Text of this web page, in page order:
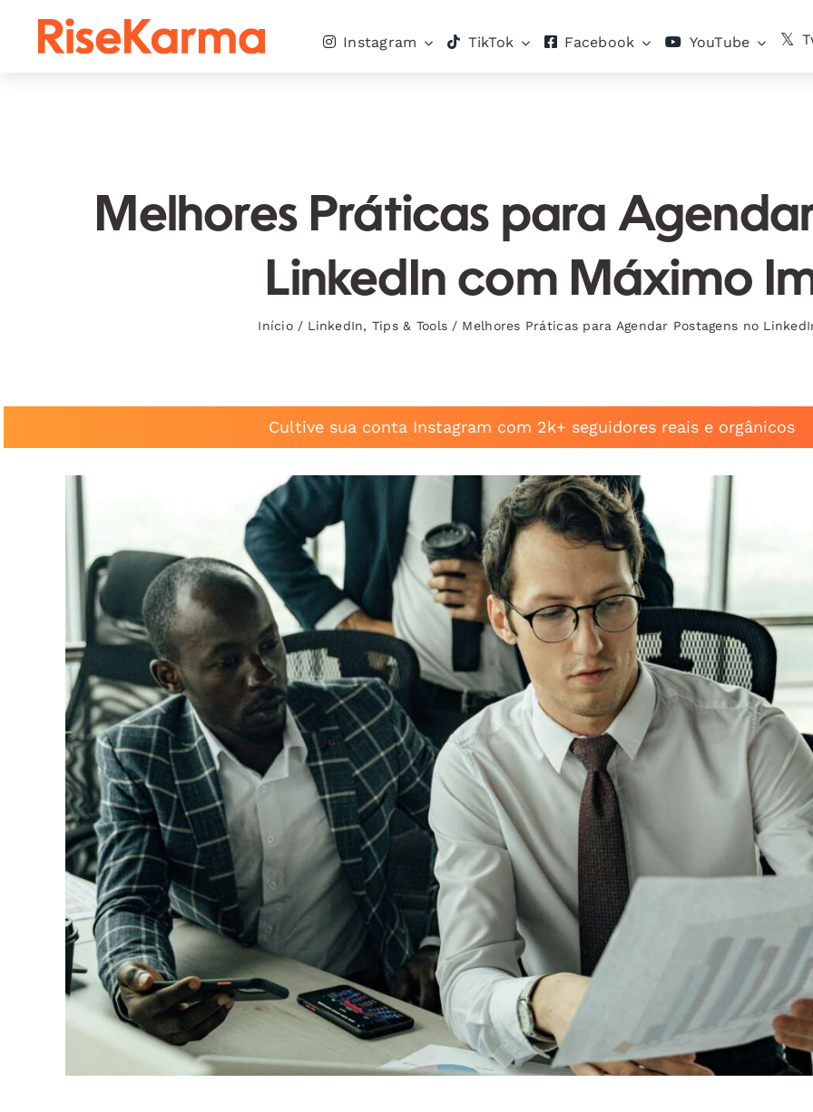
Instagram TikTok Facebook YouTube
Melhores Práticas para
LinkedIn com Máximo
Início / LinkedIn, Tips & Tools / Melhores Práticas para Agendar Postagens no
Cultive sua conta Instagram com 2k+ seguidores reais e orgânicos